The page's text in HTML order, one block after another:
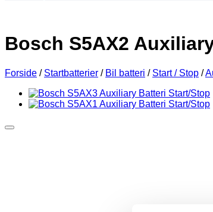
Bosch S5AX2
Forside / Startbatterier / Bil batteri / Start / Stop /